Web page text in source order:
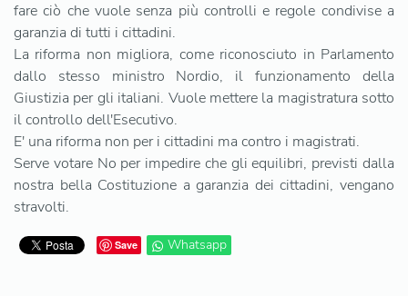
fare ciò che vuole senza più controlli e regole condivise a
garanzia di tutti i cittadini.
La riforma non migliora, come riconosciuto in Parlamento
dallo stesso ministro Nordio, il funzionamento della
Giustizia per gli italiani. Vuole mettere la magistratura sotto
il controllo dell'Esecutivo.
E' una riforma non per i cittadini ma contro i magistrati.
Serve votare No per impedire che gli equilibri, previsti dalla
nostra bella Costituzione a garanzia dei cittadini, vengano
stravolti.
Save Whatsapp